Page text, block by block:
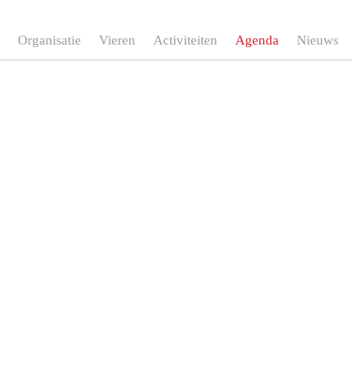
Organisatie Vieren Activiteiten Agenda Nieuws